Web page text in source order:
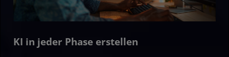
KI in jeder Phase erstellen